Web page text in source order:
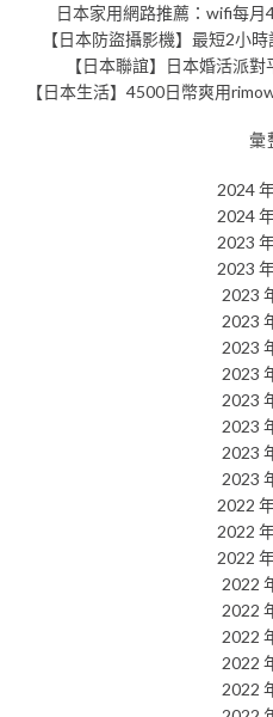
日本家用網路推薦：wifi每月
【日本防盜攝影機】最短2小
【日本聯誼】日本婚活派
【日本生活】4500日幣爽用
彙
2024
2024
2023
2023
2023
2023
2023
2023
2023
2023
2023
2023
2022
2022
2022
2022
2022
2022
2022
2022